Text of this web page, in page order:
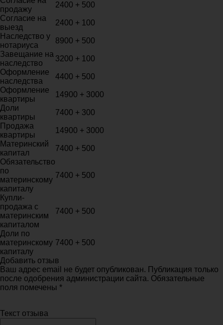
продажу
2400 + 500
Согласие на
выезд
2400 + 100
Наследство у
нотариуса
8900 + 500
Завещание на
наследство
3200 + 100
Оформление
наследства
4400 + 500
Оформление
квартиры
14900 + 3000
Доли
квартиры
7400 + 300
Продажа
квартиры
14900 + 3000
Материнский
капитал
7400 + 500
Обязательство
по
материнскому
капиталу
7400 + 500
Купли-
продажа с
материнским
капиталом
7400 + 500
Доли по
материнскому
капиталу
7400 + 500
Добавить отзыв
Ваш адрес email не будет опубликован. Публикация только
после одобрения администрации сайта. Обязательные
поля помечены *
Текст отзыва